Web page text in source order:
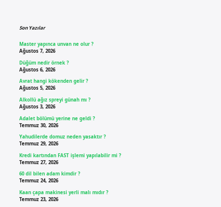
Son Yazılar
Master yapınca unvan ne olur ?
Ağustos 7, 2026
Düğüm nedir örnek ?
Ağustos 6, 2026
Avrat hangi kökenden gelir ?
Ağustos 5, 2026
Alkollü ağız spreyi günah mı ?
Ağustos 3, 2026
Adalet bölümü yerine ne geldi ?
Temmuz 30, 2026
Yahudilerde domuz neden yasaktır ?
Temmuz 29, 2026
Kredi kartından FAST işlemi yapılabilir mi ?
Temmuz 27, 2026
60 dil bilen adam kimdir ?
Temmuz 24, 2026
Kaan çapa makinesi yerli malı mıdır ?
Temmuz 23, 2026